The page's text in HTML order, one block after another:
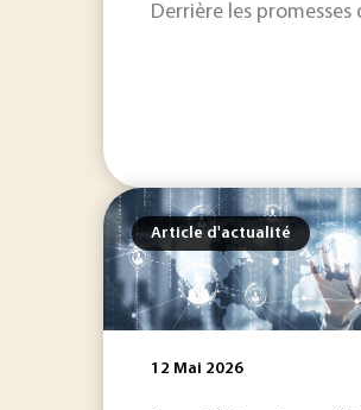
Derrière les
Article d'actualité
12 Mai 2026